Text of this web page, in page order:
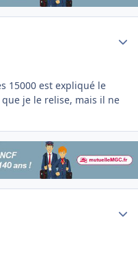
15000 est expliqué le
je le relise, mais il ne